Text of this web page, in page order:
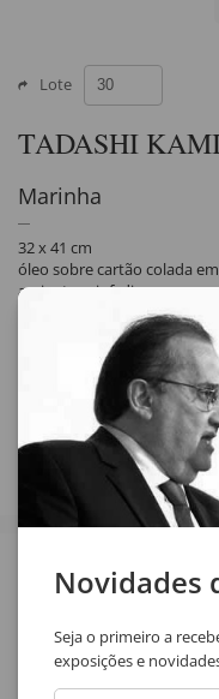
Lote
TADASHI
Marinha
32 x 41 cm
óleo sobre cartão colada
assinatura inf. dir.
Compartilhar
Veja também
Novidades
Seja o primeiro a
exposições e